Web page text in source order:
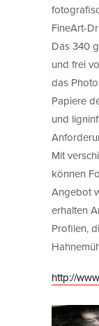
FineArt-
Das 340
und frei
das
Papiere
und
Mit
können
Angebot
erhalten
Profilen,
http://